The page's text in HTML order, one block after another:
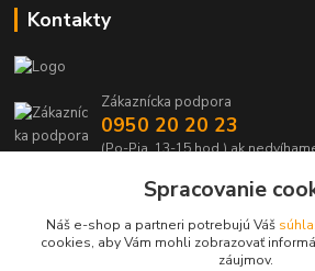
Kontakty
Zákaznícka podpora
0950 20 20 23
(Po-Pia, 13-15 hod.) ak
info@kabelmanie.skSpracovanie
Náš e-shop a partneri potrebujú Váš
cookies, aby Vám mohli zobrazovať
záujmov.